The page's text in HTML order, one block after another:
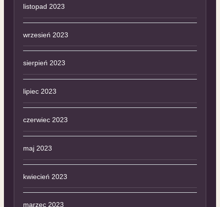
listopad 2023
wrzesień 2023
sierpień 2023
lipiec 2023
czerwiec 2023
maj 2023
kwiecień 2023
marzec 2023